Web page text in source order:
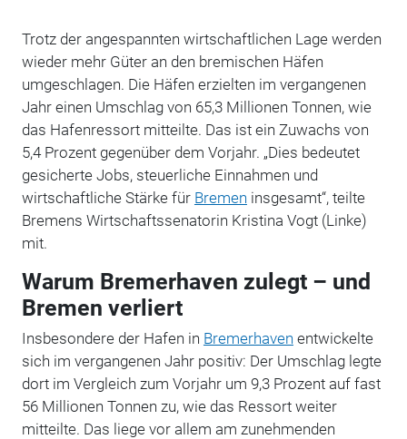
Trotz der angespannten wirtschaftlichen Lage werden
wieder mehr Güter an den bremischen Häfen
umgeschlagen. Die Häfen erzielten im vergangenen
Jahr einen Umschlag von 65,3 Millionen Tonnen, wie
das Hafenressort mitteilte. Das ist ein Zuwachs von
5,4 Prozent gegenüber dem Vorjahr. „Dies bedeutet
gesicherte Jobs, steuerliche Einnahmen und
wirtschaftliche Stärke für Bremen insgesamt“, teilte
Bremens Wirtschaftssenatorin Kristina Vogt (Linke)
mit.
Warum Bremerhaven zulegt – und
Bremen verliert
Insbesondere der Hafen in Bremerhaven entwickelte
sich im vergangenen Jahr positiv: Der Umschlag legte
dort im Vergleich zum Vorjahr um 9,3 Prozent auf fast
56 Millionen Tonnen zu, wie das Ressort weiter
mitteilte. Das liege vor allem am zunehmenden